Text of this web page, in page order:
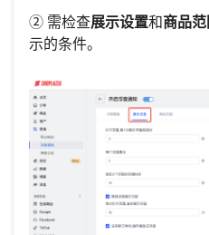
② 需检查展示设置和商品
示的条件。